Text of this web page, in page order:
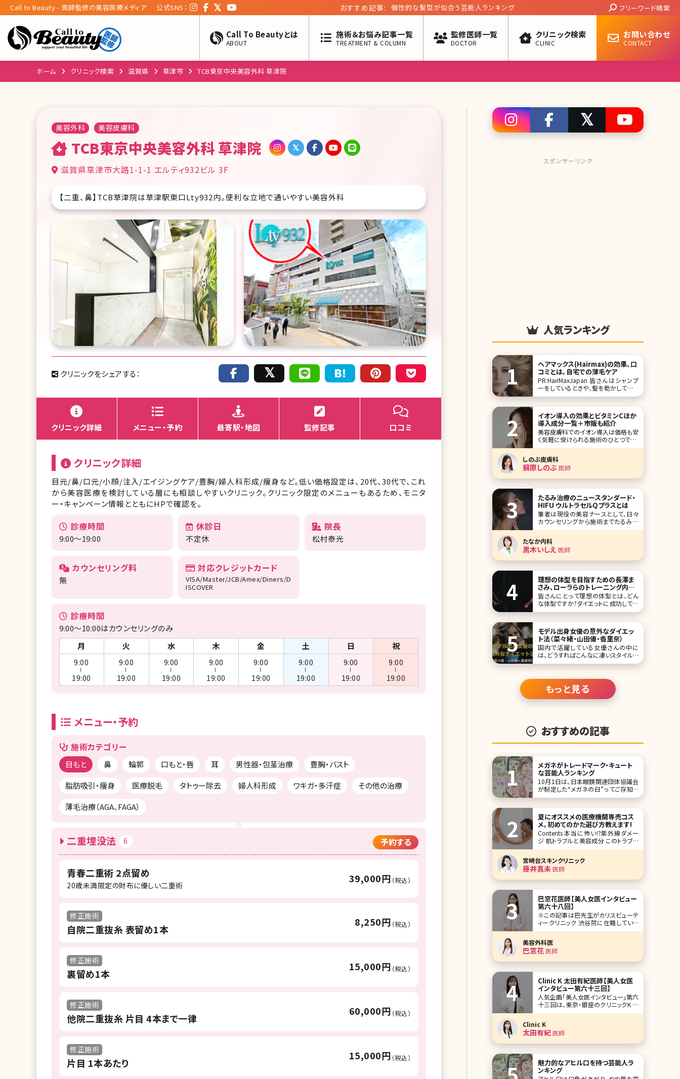
Call to Beauty - 医師監修の美容医療メディア 公式SNS： おすすめ記事: ゼニカル（オルリファスト）の効果、副作用等徹底検証する Search:
フリーワード検索
Call To Beautyとは
ABOUT
施術＆お悩み記事一覧
TREATMENT & COLUMN
監修医師一覧
DOCTOR
クリニック検索
CLINIC
お問い合わせ
CONTACT
ホーム クリニック検索 滋賀県 草津市 TCB東京中央美容外科 草津院
美容外科 美容皮膚科
TCB東京中央美容外科 草津院
滋賀県草津市大路1-1-1 エルティ932ビル 3F
【二重、鼻】TCB草津院は草津駅東口Lty932内。便利な立地で通いやすい美容外科
クリニックをシェアする：
クリニック詳細 メニュー・予約 最寄駅・地図 監修記事 口コミ
クリニック詳細
目元/鼻/口元/小顔/注入/エイジングケア/豊胸/婦人科形成/痩身など。低い価格設定は、20代、30代で、これ
から美容医療を検討している層にも相談しやすいクリニック。クリニック限定のメニューもあるため、モニタ
ー・キャンペーン情報とともにHPで確認を。
診療時間
9:00～19:00
休診日
不定休
院長
松村泰光
カウンセリング料
無
対応クレジットカード
VISA/Master/JCB/Amex/Diners/D
ISCOVER
診療時間
9:00～10:00はカウンセリングのみ
月
火 水 木 金 土 日 祝
9:00
19:00
9:00
19:00
9:00
19:00
9:00
19:00
9:00
19:00
9:00
19:00
9:00
19:00
9:00
19:00
メニュー・予約
施術カテゴリー
目もと 鼻 輪郭 口もと・唇 耳 男性器・包茎治療
豊胸・バスト
脂肪吸引・痩身
医療脱毛 タトゥー除去 婦人科形成 ワキガ・多汗症
その他の治療
薄毛治療（AGA、FAGA）
二重埋没法 6 予約する
青春二重術 2点留め
20歳未満限定の財布に優しい二重術
39,000円 （税込）
修正施術
自院二重抜糸 表留め1本
8,250円 （税込）
修正施術
裏留め1本
15,000円 （税込）
修正施術
他院二重抜糸 片目 4本まで一律
60,000円 （税込）
修正施術
片目 1本あたり
15,000円 （税込）
スポンサーリンク
人気ランキング
ヘアマックス(Hairmax)の効果、口
コミとは。自宅での薄毛ケア
PR:HairMaxJapan 皆さんはシャンプ
ーをしているときや、髪を乾かしている
とき、数十本単位で髪の毛が抜けてび
自然におさまるとはいえ、抜け毛の本
数を見るとストレスを感じてしまいます
よね。豊かで美しい髪は女性の命。ここ
で
イオン導入の効果とビタミンCほか
導入成分一覧＋市販も紹介
美容皮膚科でのイオン導入は価格も安
く気軽に受けられる施術のひとつです。
ここからは美容皮膚科で行われている
最新のイオン導入の施術について詳し
く説明していきます。 2-1.美容皮膚科の
イオン導入は何が違うの? ■マシンの
性能が高い イ
しのぶ皮膚科
蘇原しのぶ医師
たるみ治療のニュースタンダード・
HIFU ウルトラセルQプラスとは
筆者は現役の美容ナースとして、日々
カウンセリングから施術までたるみ治
療を行っています。30代半ばからたる
みやたるみによるシワはご自身でも気
になりだす方が多く、一度の施術では
終わらず納得できるまで長期間かかる
根気のいる治療と言えるでしょう。 ま
たなか内科
黒木いしえ 医師
理想の体型を目指すための長澤ま
さみ、ローラらのトレーニング内容
と食事まとめ!
皆さんにとって理想の体型とは、どん
な体型ですか?ダイエットに成功して体
重は落ちても、思うような体型にならな
のではないでしょうか。体重が落ちるこ
と=スタイルがよくなることではありま
せん。ここで理想の体型を手に入れる
ための方法について詳しく説明しましょ
う。 目次
モデル出身女優の意外なダイエッ
ト法（菜々緒・山田優・香里奈）
国内で活躍している女優さんの中に
は、どうすればこんなに凄いスタイルを
キープできるわけ?と不思議なくらい常
がいます。今回は3名の美女をご紹介し
ますが、それだけしかしてないの?とい
う方もいれば、やっぱりねえ……という
努力を行っている方もいます。それで
もっと見る
おすすめの記事
メガネがトレードマーク・キュート
な芸能人ランキング
10月1日は、日本眼鏡関連団体協議会
が制定した“メガネの日”ってご存知で
したか?今ではファッションアイテムの1
レードマークの1つとなっている女性芸
能人を10名ピックアップしてみました!
第1位アンジェラ・アキ
夏にオススメの医療機関専売コス
メ。初めてのかた選び方教えます!
Contents 本当に怖い!?紫外線ダメー
ジ 肌トラブルと美容成分 このトラブル
にこのコスメ おわりに 夏といえば紫外
注ぐ時期です。紫外線によってさまざま
な肌トラブルが起こってしまう可能性が
あります。 ・日焼けによる肌のヒリヒリ
宮崎台スキンクリニック
藤井真未医師
巴窓花医師【美人女医インタビュー
第六十八回】
※この記事は巴先生がカリスビューテ
ィークリニック 渋谷院に在籍していた
当時の記事です。 人気企画「美人女医
インタビュー」第六十八回は、東京・渋
谷のカリスビューティークリニック
（KARIS beauty clinic）渋谷院の巴窓
花（ともえ まどか）先生です。 カリスビ
美容外科医
巴窓花医師
Clinic K 太田有紀医師【美人女医
インタビュー第六十三回】
人気企画「美人女医インタビュー」第六
十三回は、東京・銀座のクリニックK の
太田有紀（おおた ゆき）先生です。 クリ
韓流治療を取り入れ、お顔のアンチエ
イジング治療をメインとしています。
「愛の溢れるクリニック」を掲げ、待合室
Clinic K
太田有紀医師
魅力的なアヒル口を持つ芸能人ラ
ンキング